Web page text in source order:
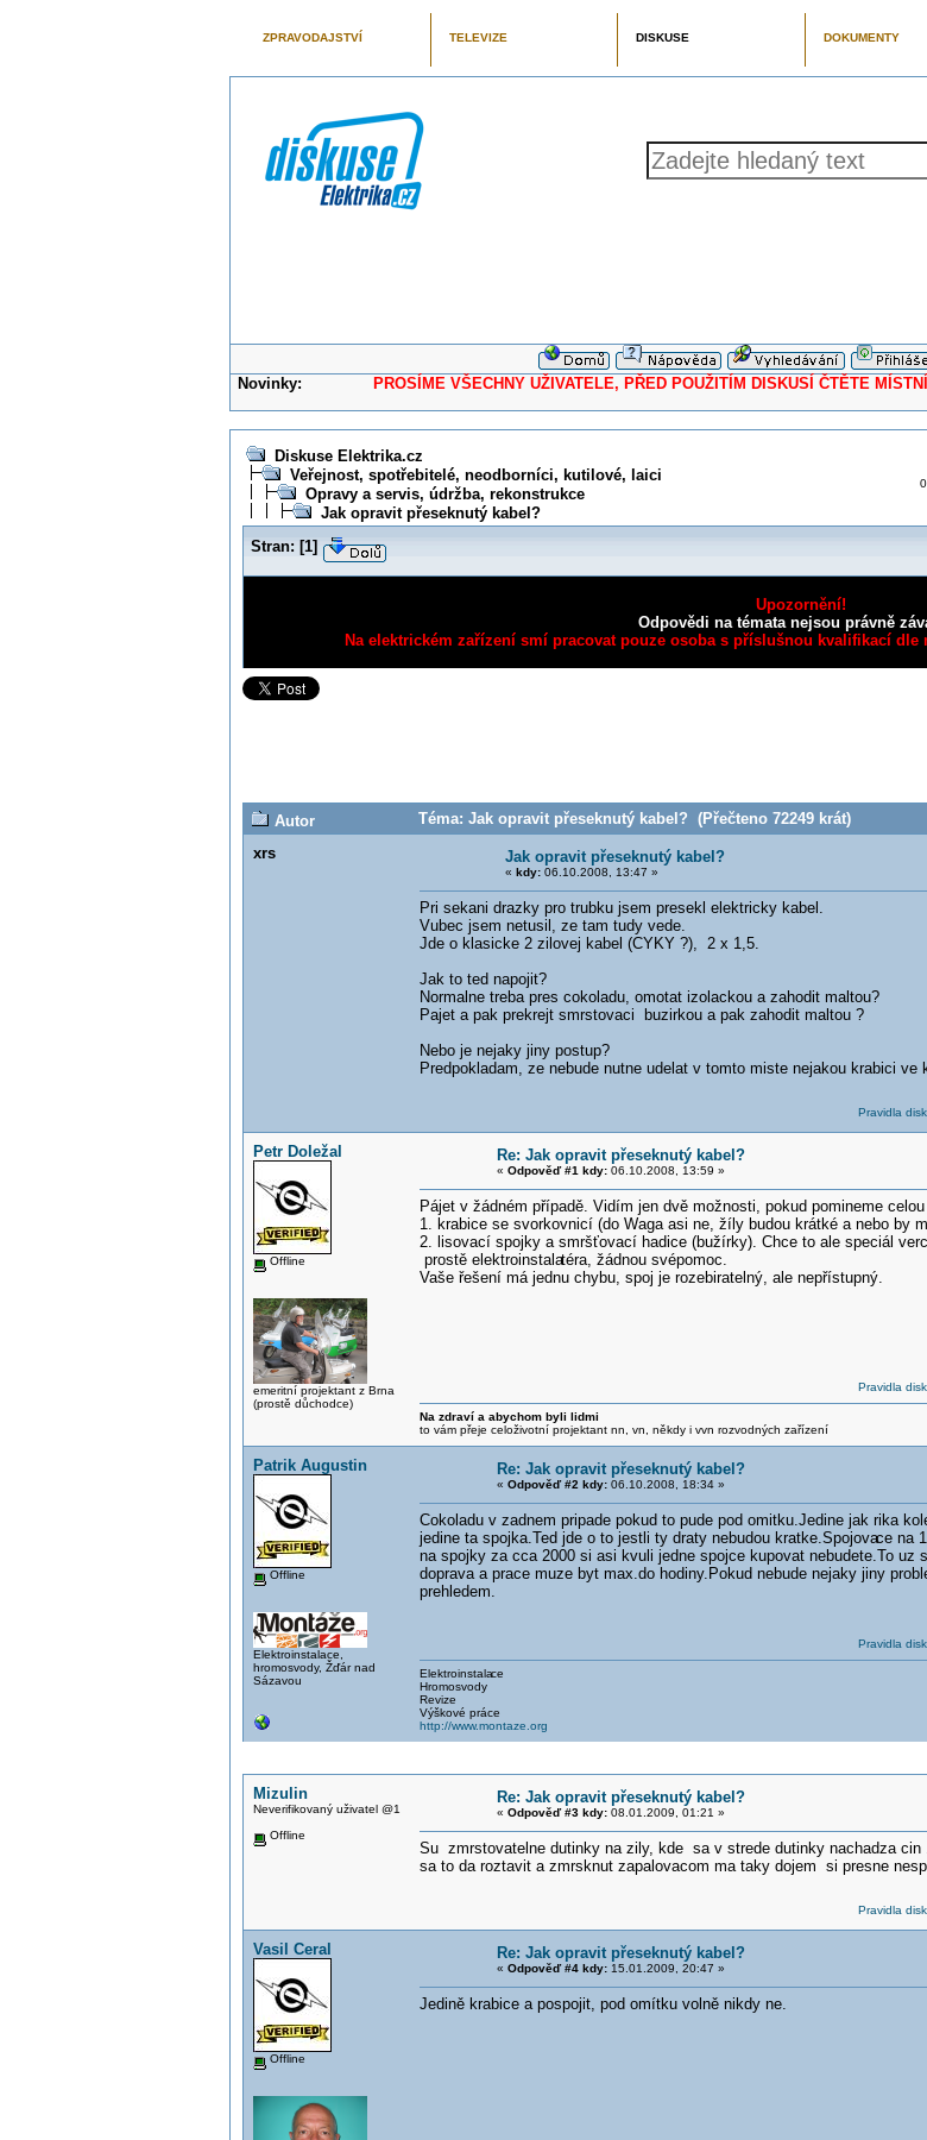
ZPRAVODAJSTVÍ TELEVIZE DISKUSE DOKUMENTY
Novinky: PROSÍME VŠECHNY UŽIVATELE, PŘED POUŽITÍM DISKUSÍ ČTĚTE MÍSTNÍ
Diskuse Elektrika.cz
Veřejnost, spotřebitelé, neodborníci, kutilové, laici
Opravy a servis, údržba, rekonstrukce
Jak opravit přeseknutý kabel?
Stran: [1]
Upozornění!
Odpovědi na témata nejsou právně
Na elektrickém zařízení smí pracovat pouze osoba s příslušnou kvalifikací dle
Autor
Téma: Jak opravit přeseknutý kabel? (Přečteno 72249 krát)
xrs
Jak opravit přeseknutý kabel?
« kdy:06.10.2008, 13:47 »
Pri sekani drazky pro trubku jsem presekl elektricky kabel.
Vubec jsem netusil, ze tam tudy vede.
Jde o klasicke 2 zilovej kabel (CYKY ?), 2 x 1,5.
Jak to ted napojit?
Normalne treba pres cokoladu, omotat izolackou a zahodit maltou?
Pajet a pak prekrejt smrstovaci buzirkou a pak zahodit maltou ?
Nebo je nejaky jiny postup?
Predpokladam, ze nebude nutne udelat v tomto miste nejakou krabici ve
Pravidla
Petr Doležal
Offline
emeritní projektant z Brna
(prostě důchodce)
Re: Jak opravit přeseknutý kabel?
« Odpověď #1 kdy:06.10.2008, 13:59 »
Pájet v žádném případě. Vidím jen dvě možnosti, pokud pomineme
1. krabice se svorkovnicí (do Waga asi ne, žíly budou krátké a nebo by
2. lisovací spojky a smršťovací hadice (bužírky). Chce to ale speciál
prostě elektroinstalatéra, žádnou svépomoc.
Vaše řešení má jednu chybu, spoj je rozebiratelný, ale nepřístupný.
Pravidla
Na zdraví a abychom byli lidmi
to vám přeje celoživotní projektant nn, vn, někdy i vvn rozvodných zařízení
Patrik Augustin
Offline
Elektroinstalace,
hromosvody, Žďár nad
Sázavou
Re: Jak opravit přeseknutý kabel?
« Odpověď #2 kdy:06.10.2008, 18:34 »
Cokoladu v zadnem pripade pokud to pude pod omitku.Jedine jak rika
jedine ta spojka.Ted jde o to jestli ty draty nebudou kratke.Spojovace na
na spojky za cca 2000 si asi kvuli jedne spojce kupovat nebudete.To uz
doprava a prace muze byt max.do hodiny.Pokud nebude nejaky jiny
prehledem.
Pravidla
Elektroinstalace
Hromosvody
Revize
Výškové práce
http://www.montaze.org
Mizulin
Neverifikovaný uživatel @1
Offline
Re: Jak opravit přeseknutý kabel?
« Odpověď #3 kdy:08.01.2009, 01:21 »
Su zmrstovatelne dutinky na zily, kde sa v strede dutinky nachadza
sa to da roztavit a zmrsknut zapalovacom ma taky dojem si presne
Pravidla
Vasil Ceral
Offline
Re: Jak opravit přeseknutý kabel?
« Odpověď #4 kdy:15.01.2009, 20:47 »
Jedině krabice a pospojit, pod omítku volně nikdy ne.